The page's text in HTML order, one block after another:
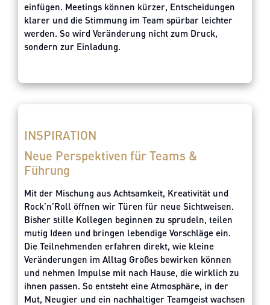
einfügen. Meetings können kürzer, Entscheidungen
klarer und die Stimmung im Team spürbar leichter
werden. So wird Veränderung nicht zum Druck,
sondern zur Einladung.
INSPIRATION
Neue Perspektiven für Teams &
Führung
Mit der Mischung aus Achtsamkeit, Kreativität und
Rock’n’Roll öffnen wir Türen für neue Sichtweisen.
Bisher stille Kollegen beginnen zu sprudeln, teilen
mutig Ideen und bringen lebendige Vorschläge ein.
Die Teilnehmenden erfahren direkt, wie kleine
Veränderungen im Alltag Großes bewirken können
und nehmen Impulse mit nach Hause, die wirklich zu
ihnen passen. So entsteht eine Atmosphäre, in der
Mut, Neugier und ein nachhaltiger Teamgeist wachsen